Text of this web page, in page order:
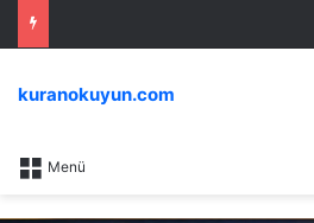
Menü
kuranokuyun.com